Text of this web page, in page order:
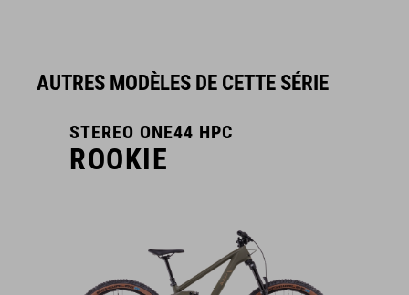
AUTRES MODÈLES DE CETTE SÉRIE
STEREO ONE44 HPC
ROOKIE